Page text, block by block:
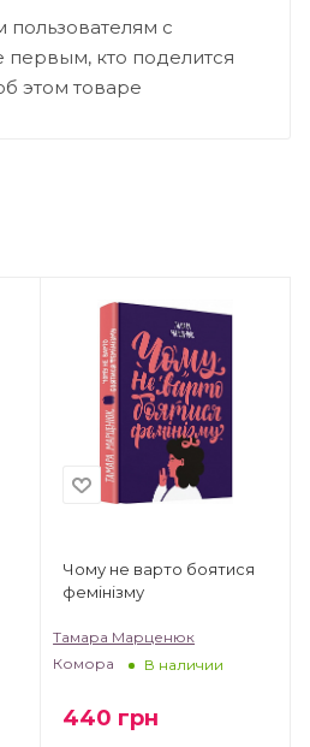
с
первым, кто поделится
этом товаре
Чому не варто боятися
фемінізму
Тамара Марценюк
Комора
В наличии
440 грн